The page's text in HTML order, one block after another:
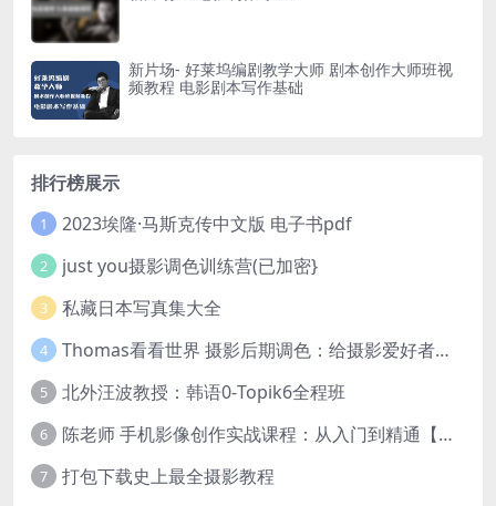
新片场- 好莱坞编剧教学大师 剧本创作大师班视
频教程 电影剧本写作基础
排行榜展示
1 2023埃隆·马斯克传中文版 电子书pdf
2 just you摄影调色训练营(已加密}
3 私藏日本写真集大全
4 Thomas看看世界 摄影后期调色：给摄影爱好者的色彩课 网盘下载
5 北外汪波教授：韩语0-Topik6全程班
6 陈老师 手机影像创作实战课程：从入门到精通【完结】
7
打包下载史上最全摄影教程